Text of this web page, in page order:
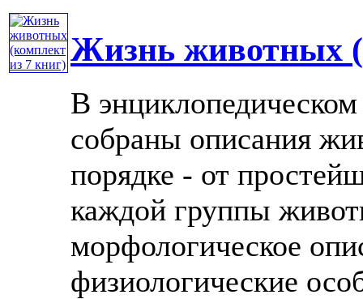
Жизнь животных
В
собраны описания
порядке - от
каждой группы
морфологическое
физиологические